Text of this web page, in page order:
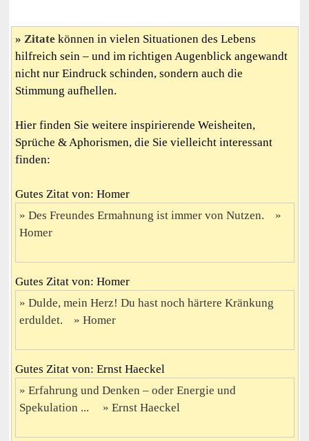
Zitate können in vielen Situationen des Lebens
hilfreich sein – und im richtigen Augenblick angewandt
nicht nur Eindruck schinden, sondern auch die
Stimmung aufhellen.
Hier finden Sie weitere inspirierende Weisheiten,
Sprüche & Aphorismen, die Sie vielleicht interessant
finden:
Gutes Zitat von: Homer
Des Freundes Ermahnung ist immer von Nutzen.
Homer
Gutes Zitat von: Homer
Dulde, mein Herz! Du hast noch härtere Kränkung
erduldet.
Homer
Gutes Zitat von: Ernst Haeckel
Erfahrung und Denken – oder Energie und
Spekulation ...
Ernst Haeckel